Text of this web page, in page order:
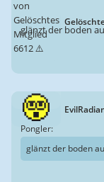
glänzt der boden
Pongler:
glänzt der boden